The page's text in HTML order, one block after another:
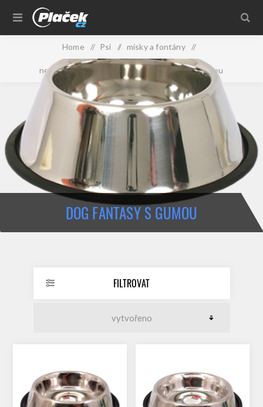
Home / Psi / misky a fontány /
nerezové misky pro psy / Dog Fantasy s gumou
DOG FANTASY S GUMOU
FILTROVAT